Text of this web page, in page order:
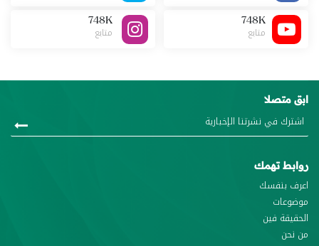
748K
متابع
748K
متابع
ابق متصلا
روابط تهمك
اعرف بنفسك
موضوعات
الحقيقة فين
من نحن